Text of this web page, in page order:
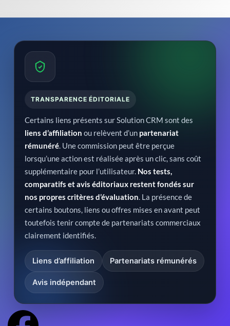
TRANSPARENCE ÉDITORIALE
Certains liens présents sur Solution CRM sont des
liens d’affiliation ou relèvent d’un partenariat
rémunéré. Une commission peut être perçue
lorsqu’une action est réalisée après un clic, sans coût
supplémentaire pour l’utilisateur. Nos tests,
comparatifs et avis éditoriaux restent fondés sur
nos propres critères d’évaluation. La présence de
certains boutons, liens ou offres mises en avant peut
toutefois tenir compte de partenariats commerciaux
clairement identifiés.
Liens d’affiliation Partenariats rémunérés
Avis indépendant